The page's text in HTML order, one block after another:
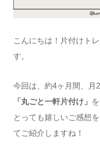
こんにちは！片付けト
す。
今回は、約4ヶ月間、月
「丸ごと一軒片付け」
とっても嬉しいご感想
てご紹介しますね！